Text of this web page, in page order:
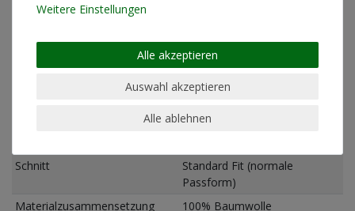
nein
Maschinenwäsche linksrum
Schnitt
Standard Fit (normale
Passform)
Materialzusammensetzung
100% Baumwolle
Weitere Einstellungen
Alle akzeptieren
Auswahl akzeptieren
Alle ablehnen